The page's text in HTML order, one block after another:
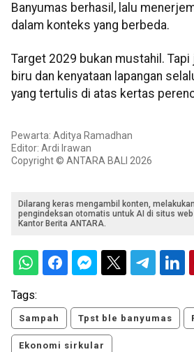
Banyumas berhasil, lalu
dalam konteks yang berbeda.
Target 2029 bukan mustahil.
biru dan kenyataan lapangan
yang tertulis di atas kertas
Pewarta: Aditya Ramadhan
Editor: Ardi Irawan
Copyright © ANTARA BALI 2026
Dilarang keras mengambil konten,
pengindeksan otomatis untuk AI di situs
Kantor Berita ANTARA.
Tags:
Sampah Tpst ble banyumas
Ekonomi sirkular